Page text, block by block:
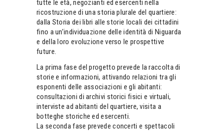
tutte le età, negozianti ed esercenti nella
ricostruzione di una storia plurale del quartiere:
dalla Storia dei libri alle storie locali dei cittadini
fino a un’individuazione delle identità di Niguarda
e della loro evoluzione verso le prospettive
future.
La prima fase del progetto prevede la raccolta di
storie e informazioni, attivando relazioni tra gli
esponenti delle associazioni e gli abitanti:
consultazioni di archivi storici fisici e virtuali,
interviste ad abitanti del quartiere, visita a
botteghe storiche ed esercenti.
La seconda fase prevede concerti e spettacoli